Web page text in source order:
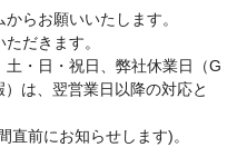
らお願いいたします。
だきます。
・日・祝日、弊社休業日（G
は、翌営業日以降の対応と
直前にお知らせします)。